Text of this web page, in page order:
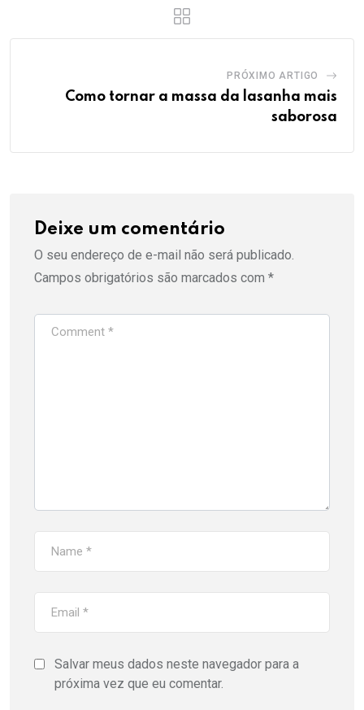
PRÓXIMO ARTIGO
Como tornar a massa da lasanha mais
saborosa
Deixe um comentário
O seu endereço de e-mail não será publicado.
Campos obrigatórios são marcados com *
Salvar meus dados neste navegador para a
próxima vez que eu comentar.